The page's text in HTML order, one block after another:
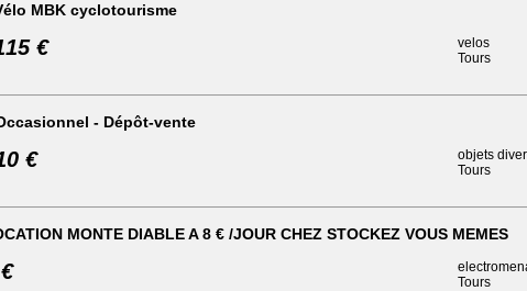
MBK cyclotourisme
€
velos
Tours
- Dépôt-vente
€
objets
Tours
MONTE DIABLE A 8 € /JOUR CHEZ STOCKEZ VOUS MEMES
Tours